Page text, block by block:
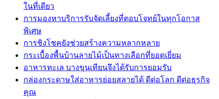
ในที่เดียว
การมองหาบริการรับจัดเลี้ยงที่ตอบโจทย์ในทุกโอกาส
พิเศษ
การชิงโชคยังช่วยสร้างความหลากหลาย
กระเบื้องพื้นบ้านลายไม้เป็นทางเลือกที่ยอดเยี่ยม
อาหารทะเล บางขุนเทียนจึงได้รับการยอมรับ
กล่องกระดาษใส่อาหารย่อยสลายได้ ดีต่อโลก ดีต่อธุรกิจ
คุณ